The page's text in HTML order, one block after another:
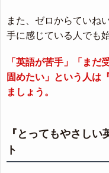
また、ゼロからていね
手に感じている人でも
「英語が苦手」「まだ
固めたい」という人は
ましょう。
『とってもやさし
ト